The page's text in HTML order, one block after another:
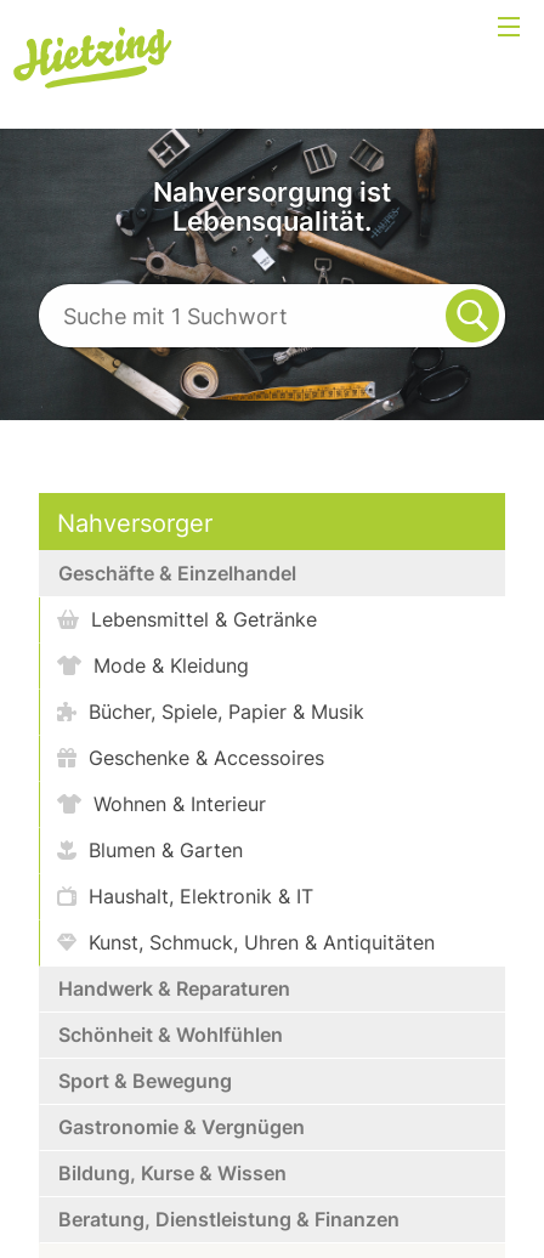
Nahversorgung ist
Lebensqualität.
Nahversorger
Geschäfte & Einzelhandel
Lebensmittel & Getränke
Mode & Kleidung
Bücher, Spiele, Papier & Musik
Geschenke & Accessoires
Wohnen & Interieur
Blumen & Garten
Haushalt, Elektronik & IT
Kunst, Schmuck, Uhren & Antiquitäten
Handwerk & Reparaturen
Schönheit & Wohlfühlen
Sport & Bewegung
Gastronomie & Vergnügen
Bildung, Kurse & Wissen
Beratung, Dienstleistung & Finanzen